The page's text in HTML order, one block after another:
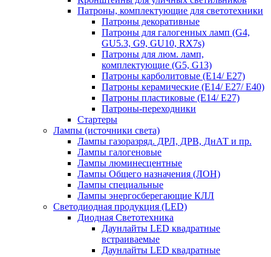
Патроны, комплектующие для светотехники
Патроны декоративные
Патроны для галогенных ламп (G4,
GU5.3, G9, GU10, RX7s)
Патроны для люм. ламп,
комплектующие (G5, G13)
Патроны карболитовые (E14/ E27)
Патроны керамические (E14/ E27/ E40)
Патроны пластиковые (E14/ E27)
Патроны-переходники
Стартеры
Лампы (источники света)
Лампы газоразряд. ДРЛ, ДРВ, ДнАТ и пр.
Лампы галогеновые
Лампы люминесцентные
Лампы Общего назначения (ЛОН)
Лампы специальные
Лампы энергосберегающие КЛЛ
Светодиодная продукция (LED)
Диодная Светотехника
Даунлайты LED квадратные
встраиваемые
Даунлайты LED квадратные